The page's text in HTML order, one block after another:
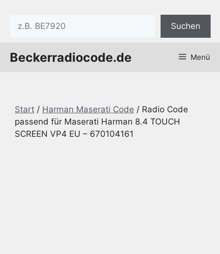
springen
Suchen
Beckerradiocode.de Menü
Start / Harman Maserati Code / Radio Code
passend für Maserati Harman 8.4 TOUCH
SCREEN VP4 EU – 670104161